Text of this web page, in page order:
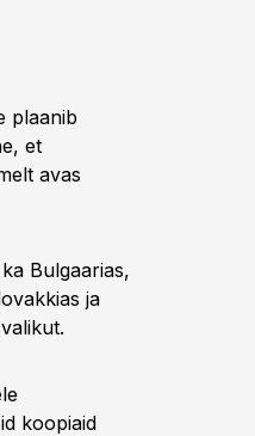
plaanib
et
avas
Bulgaarias,
ja
koopiaid